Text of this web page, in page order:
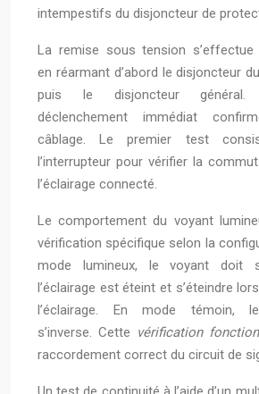
intempestifs du disjoncteur de
La remise sous tension s’effectue
en réarmant d’abord le disjoncteur
puis le disjoncteur général.
déclenchement immédiat
câblage. Le premier test
l’interrupteur pour vérifier la
l’éclairage connecté.
Le comportement du voyant
vérification spécifique selon la
mode lumineux, le voyant doit
l’éclairage est éteint et s’éteindre
l’éclairage. En mode témoin,
s’inverse. Cette vérification
raccordement correct du circuit de